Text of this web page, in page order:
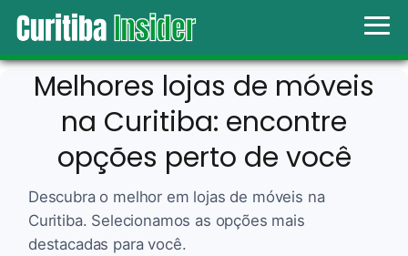
Melhores lojas de móveis
na Curitiba: encontre
opções perto de você
Descubra o melhor em lojas de móveis na
Curitiba. Selecionamos as opções mais
destacadas para você.